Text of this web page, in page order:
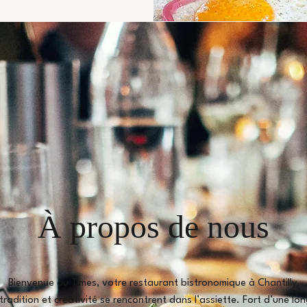
À propos de nous
Bienvenue au Times, votre restaurant bistronomique à Chantilly,
et créativité se rencontrent dans l’assiette. Fort d’une